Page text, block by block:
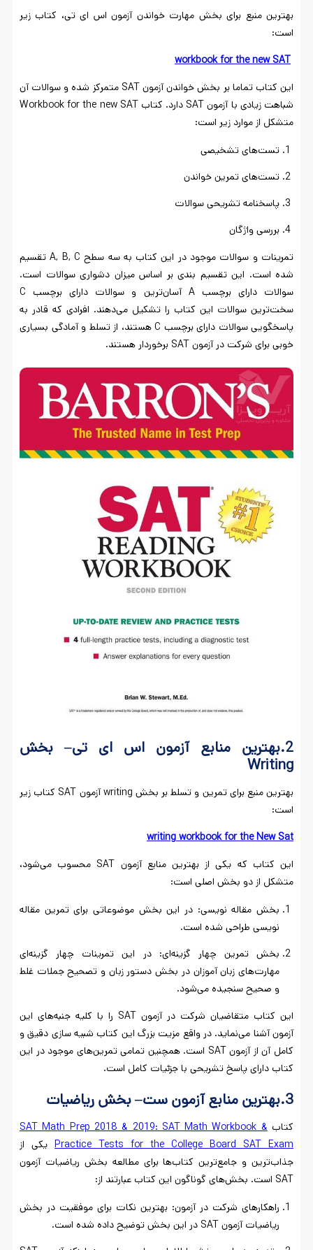
بهترین منبع برای بخش مهارت خواندن آزمون اس ای تی، کتاب زیر
است:
workbook for the new SAT
این کتاب‌ تماما بر بخش خواندن آزمون SAT متمرکز شده و سوالات آن
شباهت زیادی با آزمون SAT دارد. کتاب Workbook for the new SAT
متشکل از موارد زیر است:
تست‌های تشخیصی
تست‌های تمرین خواندن
پاسخنامه تشریحی سوالات
بررسی واژگان
تمرینات و سوالات موجود در این کتاب به سه سطح A, B, C تقسیم
شده است. این تقسیم بندی بر اساس میزان دشواری سوالات است.
سوالات دارای برچسب A آسان‌ترین و سوالات دارای برچسب C
سخت‌ترین سوالات این کتاب را تشکیل می‌دهند. افرادی که قادر به
پاسخگویی سوالات دارای برچسب C هستند، از تسلط و آمادگی بسیاری
خوبی برای شرکت در آزمون SAT برخوردار هستند.
2.بهترین منابع آزمون اس ای تی –بخش
Writing
بهترین منبع برای تمرین و تسلط بر بخش writing آزمون SAT کتاب زیر
است:
writing workbook for the New Sat
این کتاب که یکی از بهترین منابع آزمون SAT محسوب می‌شود،
متشکل از دو بخش اصلی است:
بخش مقاله نویسی: در این بخش موضوعاتی برای تمرین مقاله
نویسی طراحی شده است.
بخش تمرین چهار گزینه‌ای: در این تمرینات چهار گزینه‌ای
مهارت‌های زبان آموزان در بخش دستور زبان و تصحیح جملات غلط
و صحیح سنجیده می‌شود.
این کتاب متقاضیان شرکت در آزمون SAT را با کلیه جنبه‌های این
آزمون آشنا می‌نماید. در واقع مزیت بزرگ این کتاب شبیه سازی دقیق و
کامل آن از آزمون SAT است. همچنین تمامی تمرین‌های موجود در این
کتاب دارای پاسخ تشریحی با جزئیات کامل است.
3.بهترین منابع آزمون ست –بخش ریاضیات
کتاب SAT Math Prep 2018 & 2019: SAT Math Workbook &
Practice Tests for the College Board SAT Exam یکی از
جذاب‌ترین و جامع‌ترین کتاب‌ها برای مطالعه بخش ریاضیات آزمون
SAT است. بخش‌های گوناگون این کتاب عبارتند از:
راهکارهای شرکت در آزمون: بهترین نکات برای موفقیت در بخش
ریاضیات آزمون SAT در این بخش توضیح داده شده است.